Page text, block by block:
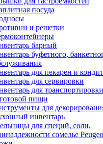
посуда
и решетки
барный
буфетного,
для пекарен и
для сервировки
для
пищи
для
инвентарь
для специй, соли,
сомелье